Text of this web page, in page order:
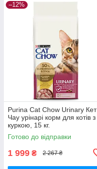
–12%
Purina Cat Chow Urinary Кет
Чау урінарі корм для котів з
куркою, 15 кг.
Готово до відправки
1 999 ₴ 2 267 ₴